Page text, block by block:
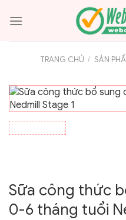
qua
TRANG CHỦ / SẢN
Sữa công thức
0-6 tháng tuổi